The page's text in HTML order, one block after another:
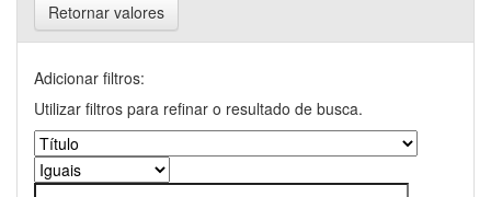
Retornar valores
Adicionar filtros:
Utilizar filtros para refinar o resultado de busca.